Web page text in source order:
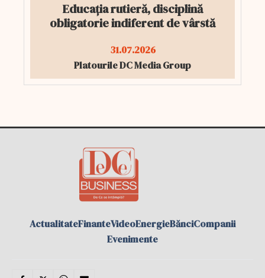
Educația rutieră, disciplină
obligatorie indiferent de vârstă
31.07.2026
Platourile DC Media Group
ActualitateFinanteVideoEnergieBănciCompanii
Evenimente